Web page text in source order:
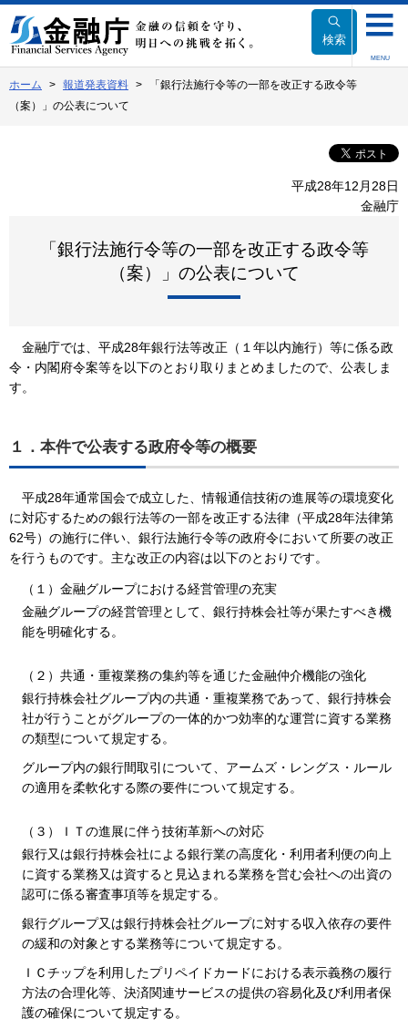
文
へ
動
検索
MENU
ホーム 報道発表資料
「銀行法施行令等の一部を改正する政令等
（案）」の公表について
平成28年12月28日
金融庁
「銀行法施行令等の一部を改正する政令等
（案）」の公表について
金融庁では、平成28年銀行法等改正（１年以内施行）等に係る政
令・内閣府令案等を以下のとおり取りまとめましたので、公表しま
す。
１．本件で公表する政府令等の概要
平成28年通常国会で成立した、情報通信技術の進展等の環境変化
に対応するための銀行法等の一部を改正する法律（平成28年法律第
62号）の施行に伴い、銀行法施行令等の政府令において所要の改正
を行うものです。主な改正の内容は以下のとおりです。
（１）金融グループにおける経営管理の充実
金融グループの経営管理として、銀行持株会社等が果たすべき機
能を明確化する。
（２）共通・重複業務の集約等を通じた金融仲介機能の強化
銀行持株会社グループ内の共通・重複業務であって、銀行持株会
社が行うことがグループの一体的かつ効率的な運営に資する業務
の類型について規定する。
グループ内の銀行間取引について、アームズ・レングス・ルール
の適用を柔軟化する際の要件について規定する。
（３）ＩＴの進展に伴う技術革新への対応
銀行又は銀行持株会社による銀行業の高度化・利用者利便の向上
に資する業務又は資すると見込まれる業務を営む会社への出資の
認可に係る審査事項等を規定する。
銀行グループ又は銀行持株会社グループに対する収入依存の要件
の緩和の対象とする業務等について規定する。
ＩＣチップを利用したプリペイドカードにおける表示義務の履行
方法の合理化等、決済関連サービスの提供の容易化及び利用者保
護の確保について規定する。